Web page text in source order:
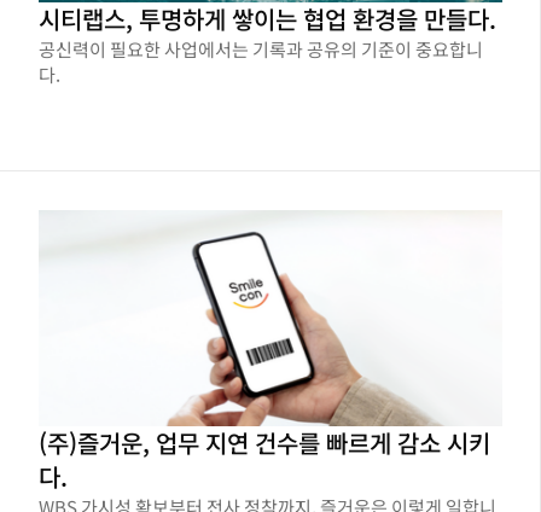
시티랩스, 투명하게 쌓이는 협업 환경을 만들다.
공신력이 필요한 사업에서는 기록과 공유의 기준이 중요합니
다.
(주)즐거운, 업무 지연 건수를 빠르게 감소 시키
다.
WBS 가시성 확보부터 전사 정착까지, 즐거운은 이렇게 일합니